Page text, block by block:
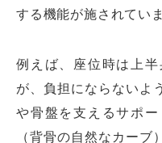
する機能が施されていま
例えば、座位時は上
が、負担にならないよ
や骨盤を支えるサポ
（背骨の自然なカー